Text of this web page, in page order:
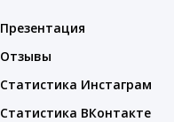
Презентация
Отзывы
Статистика Инстаграм
Статистика ВКонтакте